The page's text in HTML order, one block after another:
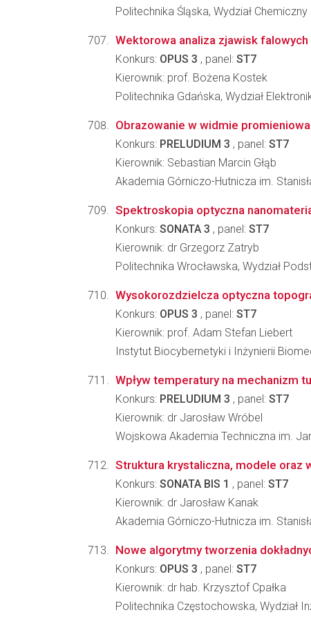
Politechnika Śląska, Wydział Chemiczny
Wektorowa analiza zjawisk
Konkurs: OPUS 3 , panel: ST7
Kierownik: prof. Bożena Kostek
Politechnika Gdańska, Wydział
Obrazowanie w widmie
Konkurs: PRELUDIUM 3 , panel: ST7
Kierownik: Sebastian Marcin Głąb
Akademia Górniczo-Hutnicza im.
Spektroskopia optyczna
Konkurs: SONATA 3 , panel: ST7
Kierownik: dr Grzegorz Zatryb
Politechnika Wrocławska, Wydział
Wysokorozdzielcza optyczna
Konkurs: OPUS 3 , panel: ST7
Kierownik: prof. Adam Stefan Liebert
Instytut Biocybernetyki i Inżynierii
Wpływ temperatury na mechanizm
Konkurs: PRELUDIUM 3 , panel: ST7
Kierownik: dr Jarosław Wróbel
Wojskowa Akademia Techniczna im.
Struktura krystaliczna, modele oraz
Konkurs: SONATA BIS 1 , panel: ST7
Kierownik: dr Jarosław Kanak
Akademia Górniczo-Hutnicza im.
Nowe algorytmy tworzenia
Konkurs: OPUS 3 , panel: ST7
Kierownik: dr hab. Krzysztof Cpałka
Politechnika Częstochowska, Wydział